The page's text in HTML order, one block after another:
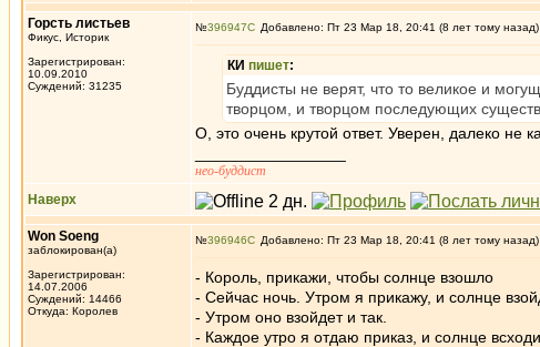
Горсть листьев
Фикус, Историк
Зарегистрирован:
10.09.2010
Суждений: 31235
№396947 Добавлено: Пт 23 Мар 18, 20:41 (8 лет тому назад)
КИ пишет:
Буддисты не верят, что то великое и
творцом, и творцом последующих
О, это очень крутой ответ. Уверен, далеко не
нео-буддист
Наверх
Won Soeng
заблокирован(а)
Зарегистрирован:
14.07.2006
Суждений: 14466
Откуда: Королев
№396946 Добавлено: Пт 23 Мар 18, 20:41 (8 лет тому назад)
- Король, прикажи, чтобы солнце взошло
- Сейчас ночь. Утром я прикажу, и солнце
- Утром оно взойдет и так.
- Каждое утро я отдаю приказ, и солнце